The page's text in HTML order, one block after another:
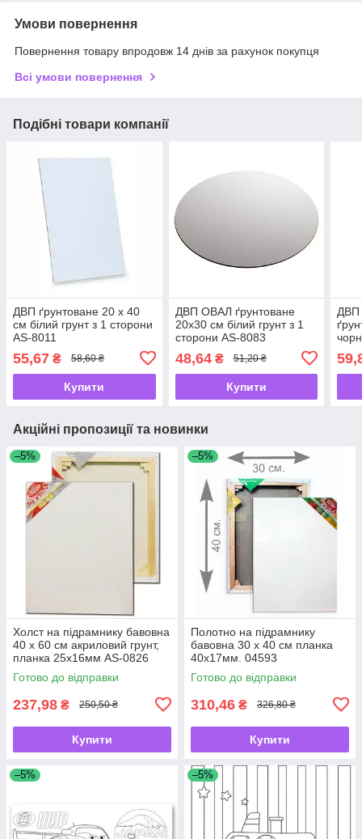
Умови повернення
Повернення товару впродовж 14 днів за рахунок покупця
Всі умови повернення
Подібні товари компанії
ДВП ґрунтоване 20 х 40
см білий грунт з 1 сторони
AS-8011
55,67 ₴ 58,60 ₴
Купити
ДВП ОВАЛ ґрунтоване
20х30 см білий грунт з 1
сторони AS-8083
48,64₴ 51,20 ₴
Купити
ДВП
Акційні пропозиції та новинки
–5%
Холст на підрамнику бавовна
40 х 60 см акриловий грунт,
планка 25х16мм AS-0826
Готово до відправки
237,98 ₴ 250,50 ₴
Купити
–5%
Полотно на підрамнику
бавовна 30 х 40 см планка
40х17мм. 04593
Готово до відправки
310,46 ₴ 326,80 ₴
Купити
–5% –5%